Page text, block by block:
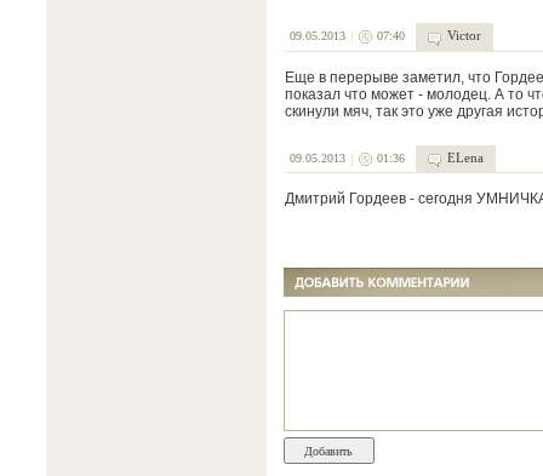
09.05.2013 07:40 Victor
Еще в перерыве заметил, что
показал что может - молодец. А то
скинули мяч, так это уже другая
09.05.2013 01:36 ELena
Дмитрий Гордеев - сегодня